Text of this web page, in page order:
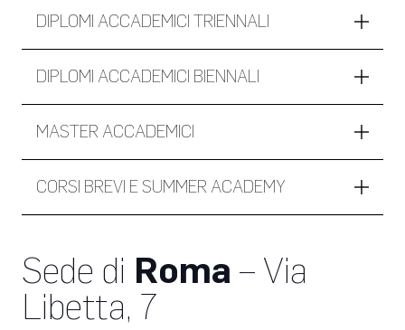
DIPLOMI ACCADEMICI TRIENNALI
DIPLOMI ACCADEMICI BIENNALI
MASTER ACCADEMICI
CORSI BREVI E SUMMER ACADEMY
Sede di Roma – Via
Libetta, 7